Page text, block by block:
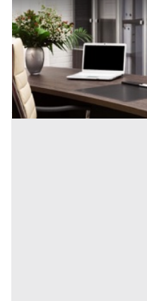
Ufficio all'asta a Padova
Padova (Padova)
Offerta minima
154.710 €
Codice asta:0bbcac1f
Asta chiusa